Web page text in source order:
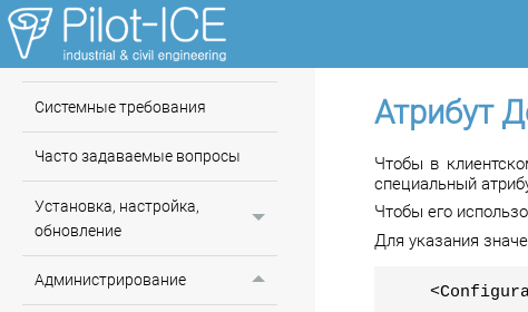
Общие сведения
Что нового?
Системные требования
Часто задаваемые вопросы
Установка, настройка,
обновление
Администрирование
Атрибут
Чтобы в
специальный
Чтобы его
Для указания